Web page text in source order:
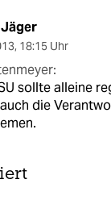
, 18:15 Uhr
sollte alleine
die